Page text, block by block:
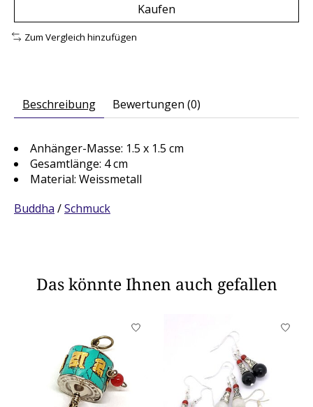
Kaufen
Zum Vergleich hinzufügen
Beschreibung Bewertungen (0)
Anhänger-Masse: 1.5 x 1.5 cm
Gesamtlänge: 4 cm
Material: Weissmetall
Buddha /Schmuck
Das könnte Ihnen auch gefallen
Produkt-Karussell-Artikel